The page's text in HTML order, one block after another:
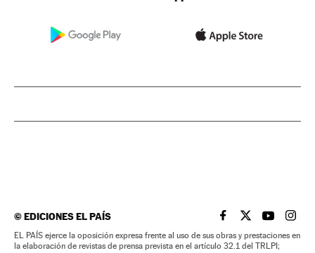
©EDICIONES EL PAÍS EL PAÍS BRASIL EN
EL PAÍSEL PAÍS
EL
EL PAÍS ejerce la oposición expresa frente al uso de sus obras y prestaciones en
la elaboración de revistas de prensa prevista en el artículo 32.1 del TRLPI;